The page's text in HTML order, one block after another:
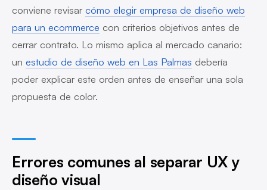
conviene revisar cómo elegir empresa de diseño web
para un ecommerce con criterios objetivos antes de
cerrar contrato. Lo mismo aplica al mercado canario:
un estudio de diseño web en Las Palmas debería
poder explicar este orden antes de enseñar una sola
propuesta de color.
Errores comunes al separar UX y
diseño visual